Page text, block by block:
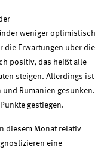
weniger optimistisch
die Erwartungen über die
positiv, das heißt alle
steigen. Allerdings ist
Rumänien gesunken.
gestiegen.
diesem Monat relativ
eine